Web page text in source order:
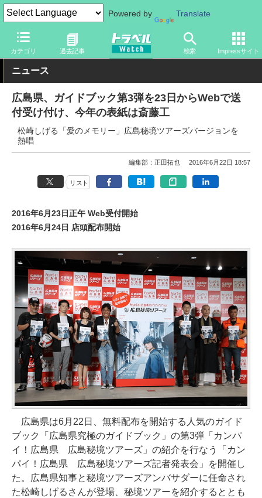
Powered by Translate
カテゴリ 過去記事 検索 Impressサイト
トラベル Watch 地域 国内旅行 中国
ニュース
広島県、ガイドブック第3弾を23日からWebで送
付受け付け、今年の表紙は斎藤工
松崎しげる「愛のメモリー」広島秘境ツアーズバージョンを
熱唱
編集部：正田拓也 2016年6月22日 18:57
リスト
2016年6月23日正午 Web受付開始
2016年6月24日 店頭配布開始
広島県は6月22日、無料配布を開始する人気のガイド
ブック「広島県究極のガイドブック」の第3弾「カンパ
イ！広島県 広島秘境ツアーズ」の紹介を行なう「カン
パイ！広島県 広島秘境ツアーズ記者発表会」を開催し
た。広島県知事と秘境ツアーズアンバサダーに任命され
た松崎しげるさんが登場、秘境ツアーを紹介するととも